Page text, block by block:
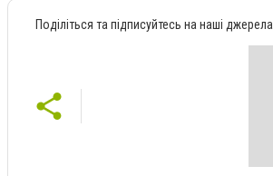
Поділіться та підписуйтесь на наші джерела